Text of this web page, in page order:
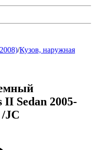
/Кузов, наружная
II Sedan 2005-
/JC